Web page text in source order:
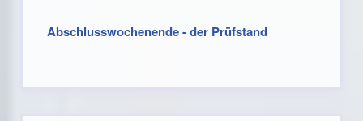
Abschlusswochenende - der Prüfstand